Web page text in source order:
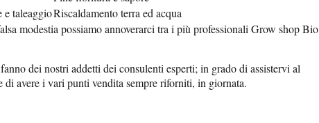
e taleaggioRiscaldamento terra ed acqua
modestia possiamo annoverarci tra i più professionali Grow shop Bio
dei nostri addetti dei consulenti esperti; in grado di assistervi al
avere i vari punti vendita sempre riforniti, in giornata.